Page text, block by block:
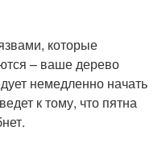
которые
– ваше дерево
немедленно начать
к тому, что пятна